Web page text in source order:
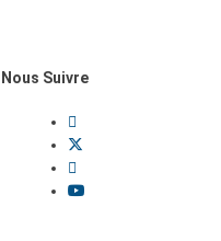
Nous Suivre